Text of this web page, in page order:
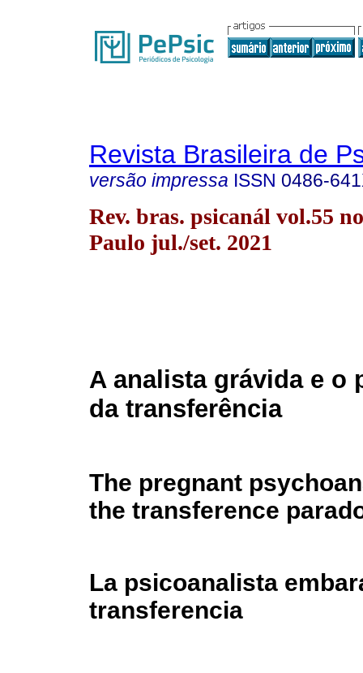
Revista Brasileira de
versão impressa ISSN 0486-
Rev. bras. psicanál vol.55
Paulo jul./set. 2021
A analista grávida e o
da transferência
The pregnant
the transference
La psicoanalista
transferencia